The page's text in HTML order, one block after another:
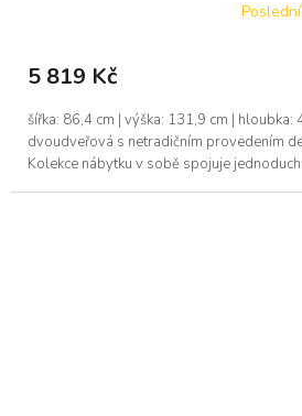
5 819 Kč
šířka: 86,4 cm | výška: 131,9 cm | hloubka:
dvoudveřová s netradičním provedením
Kolekce nábytku v sobě spojuje